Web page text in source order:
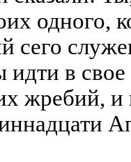
одного,
сего
идти в
жребий,